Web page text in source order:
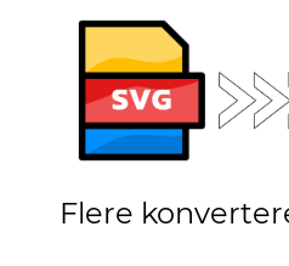
Flere